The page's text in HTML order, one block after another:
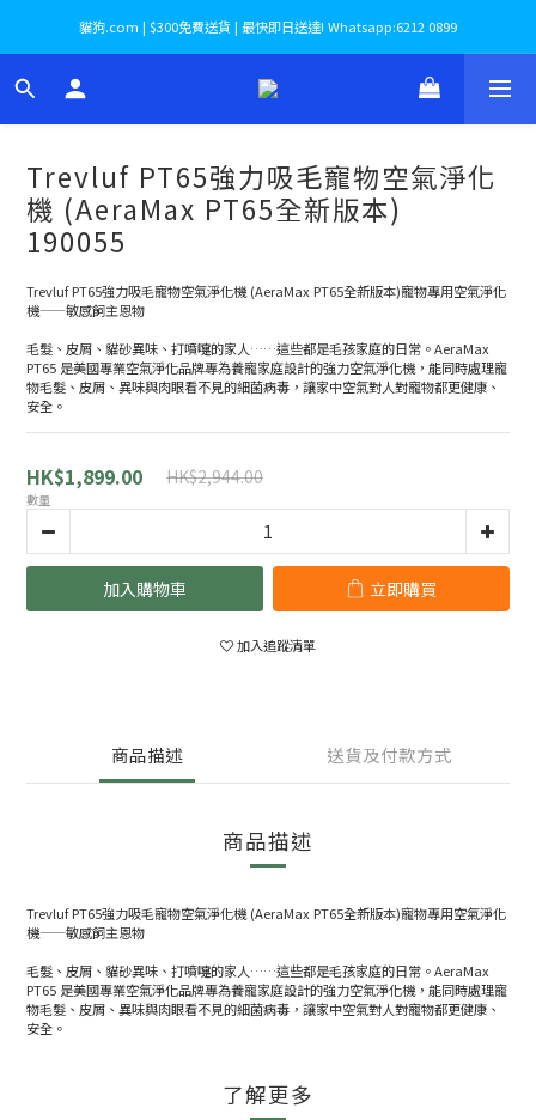
貓狗.com | $300免費送貨 | 最快即日送達! Whatsapp:6212 0899
Trevluf PT65強力吸毛寵物空氣淨化
機 (AeraMax PT65全新版本)
190055
Trevluf PT65強力吸毛寵物空氣淨化機 (AeraMax PT65全新版本)寵物專用空氣淨化
機——敏感飼主恩物
毛髮、皮屑、貓砂異味、打噴嚏的家人……這些都是毛孩家庭的日常。AeraMax
PT65 是美國專業空氣淨化品牌專為養寵家庭設計的強力空氣淨化機，能同時處理寵
物毛髮、皮屑、異味與肉眼看不見的細菌病毒，讓家中空氣對人對寵物都更健康、
安全。
HK$1,899.00 HK$2,944.00
數量
加入購物車 立即購買
加入追蹤清單
商品描述 送貨及付款方式
商品描述
Trevluf PT65強力吸毛寵物空氣淨化機 (AeraMax PT65全新版本)寵物專用空氣淨化
機——敏感飼主恩物
毛髮、皮屑、貓砂異味、打噴嚏的家人……這些都是毛孩家庭的日常。AeraMax
PT65 是美國專業空氣淨化品牌專為養寵家庭設計的強力空氣淨化機，能同時處理寵
物毛髮、皮屑、異味與肉眼看不見的細菌病毒，讓家中空氣對人對寵物都更健康、
安全。
了解更多